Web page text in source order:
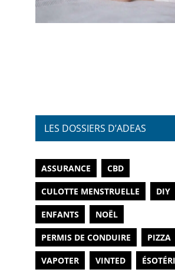
LES DOSSIERS D’ADEAS
ASSURANCE CBD
CULOTTE MENSTRUELLE DIY
ENFANTS NOËL
PERMIS DE CONDUIRE PIZZA
VAPOTER VINTED